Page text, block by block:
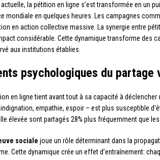
actuelle, la pétition en ligne s’est transformée en un
mondiale en quelques heures. Les campagnes
en action collective massive. La synergie entre
considérable. Cette dynamique transforme
aux institutions établies.
psychologiques du
en ligne tient avant tout à sa capacité à
empathie, espoir – est plus susceptible
élevée sont partagés 28% plus fréquemment que
sociale joue un rôle déterminant dans la
Cette dynamique crée un effet d’entraînement: